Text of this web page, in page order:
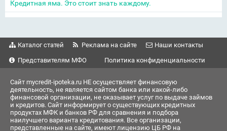
Кредитная яма. Это стоит знать каждому.
Каталог статей Реклама на сайте
Наши контакты
Представителям МФО
Политика конфиденциальности
Сайт mycredit-ipoteka.ru НЕ осуществляет финансовую
деятельность, не является сайтом банка или какой-либо
финансовой организации, не оказывает услуг по выдаче займов
и кредитов. Сайт информирует о существующих кредитных
продуктах МФК и банков РФ для сравнения и подбора
наилучшего варианта кредитования. Все организации,
представленные на сайте, имеют лицензию ЦБ РФ на